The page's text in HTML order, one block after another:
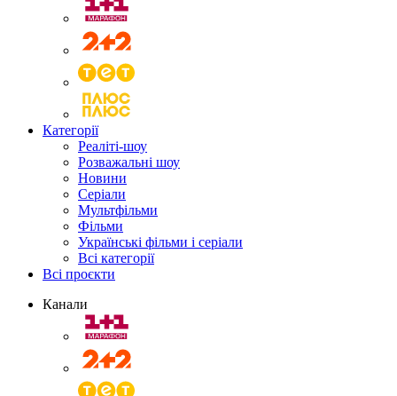
Категорії
Реаліті-шоу
Розважальні шоу
Новини
Серіали
Мультфільми
Фільми
Українські фільми і серіали
Всі категорії
Всі проєкти
Канали